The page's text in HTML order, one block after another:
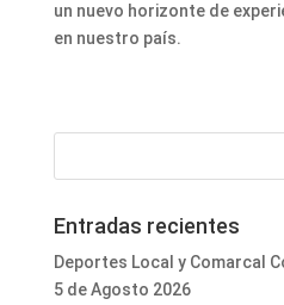
un nuevo horizonte de
en nuestro país.
Entradas recientes
Deportes Local y Comarcal
5 de Agosto 2026